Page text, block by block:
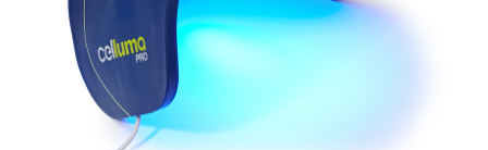
CONSUMÍVEIS
ASSISTÊNCIA TÉCNICA